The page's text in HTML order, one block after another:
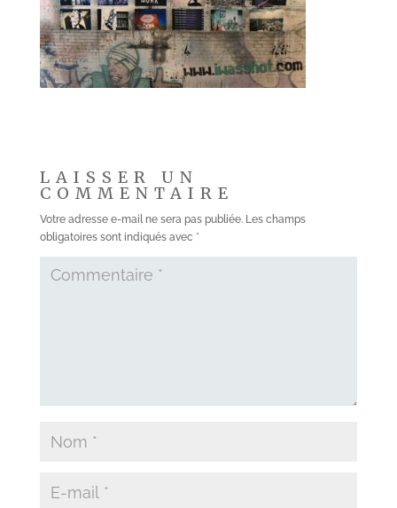
LAISSER UN
COMMENTAIRE
Votre adresse e-mail ne sera pas publiée. Les champs
obligatoires sont indiqués avec *